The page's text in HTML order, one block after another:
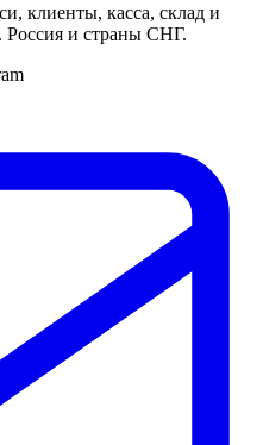
клиенты, касса, склад и
Россия и страны СНГ.